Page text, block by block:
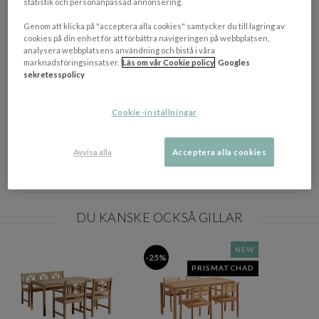
Mått (HxBxD): 89x279x81 cm
Sittdjup 52 cm
Stomme Aluminium
DU KANSKE OCKSÅ GILLAR
-25%
NEW
PRISMATCHAD
statistik och personanpassad annonsering.
Genom att klicka på "acceptera alla cookies" samtycker du till lagring av
cookies på din enhet för att förbättra navigeringen på webbplatsen,
analysera webbplatsens användning och bistå i våra
marknadsföringsinsatser. Läs om vår Cookie policy Googles
sekretesspolicy
Cookie-inställningar
Avvisa alla Acceptera alla cookies